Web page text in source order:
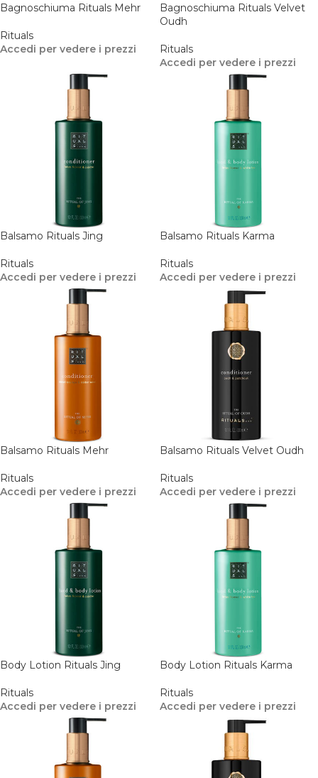
Bagnoschiuma Rituals Mehr
Rituals
Accedi per vedere i prezzi
Bagnoschiuma Rituals Velvet
Oudh
Rituals
Accedi per vedere i prezzi
Balsamo Rituals Jing
Rituals
Accedi per vedere i prezzi
Balsamo Rituals Karma
Rituals
Accedi per vedere i prezzi
Balsamo Rituals Mehr
Rituals
Accedi per vedere i prezzi
Balsamo Rituals Velvet Oudh
Rituals
Accedi per vedere i prezzi
Body Lotion Rituals Jing
Rituals
Accedi per vedere i prezzi
Body Lotion Rituals Karma
Rituals
Accedi per vedere i prezzi